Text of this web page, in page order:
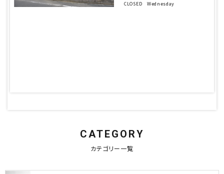
CLOSED Wednesday
CATEGORY
カテゴリー一覧